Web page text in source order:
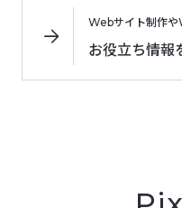
Webサイト制作や
お役立ち情報